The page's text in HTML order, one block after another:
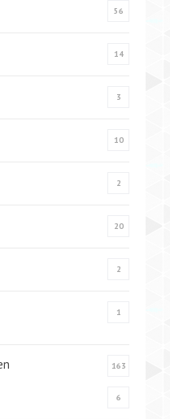
56
14
3
10
2
20
2
1
163
6